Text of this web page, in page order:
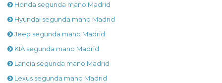
Honda segunda mano Madrid
Hyundai segunda mano Madrid
Jeep segunda mano Madrid
KIA segunda mano Madrid
Lancia segunda mano Madrid
Lexus segunda mano Madrid